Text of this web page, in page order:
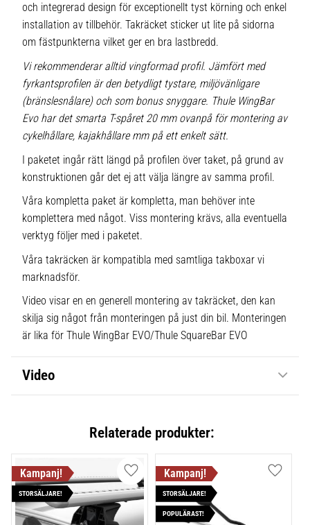
och integrerad design för exceptionellt tyst körning och enkel
installation av tillbehör. Takräcket sticker ut lite på sidorna
om fästpunkterna vilket ger en bra lastbredd.
Vi rekommenderar alltid vingformad profil. Jämfört med
fyrkantsprofilen är den betydligt tystare, miljövänligare
(bränslesnålare) och som bonus snyggare. Thule WingBar
Evo har det smarta T-spåret 20 mm ovanpå för montering av
cykelhållare, kajakhållare mm på ett enkelt sätt.
I paketet ingår rätt längd på profilen över taket, på grund av
konstruktionen går det ej att välja längre av samma profil.
Våra kompletta paket är kompletta, man behöver inte
komplettera med något. Viss montering krävs, alla eventuella
verktyg följer med i paketet.
Våra takräcken är kompatibla med samtliga takboxar vi
marknadsför.
Video visar en en generell montering av takräcket, den kan
skilja sig något från monteringen på just din bil. Monteringen
är lika för Thule WingBar EVO/Thule SquareBar EVO
Video
Relaterade produkter:
STORSÄLJARE!
Lägg till i favoriter
STORSÄLJARE!
POPULÄRAST!
Lägg